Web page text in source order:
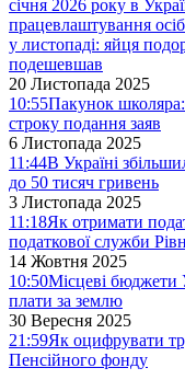
січня 2026 року в
працевлаштування осіб
у листопаді: яйця
подешевшав
20 Листопада 2025
10:55Пакунок
строку подання заяв
6 Листопада 2025
11:44В Україні
до 50 тисяч гривень
3 Листопада 2025
11:18Як отримати
податкової служби
14 Жовтня 2025
10:50Місцеві бюджети
плати за землю
30 Вересня 2025
21:59Як оцифрувати
Пенсійного фонду